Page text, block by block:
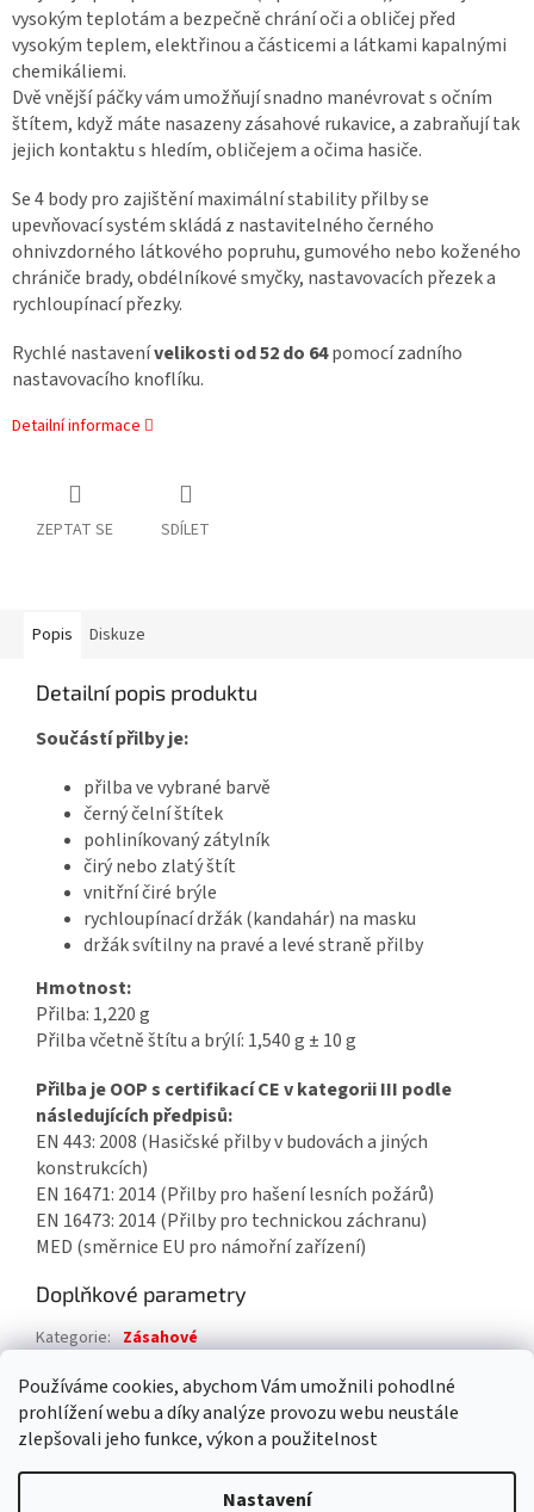
Používáme cookies, abychom Vám umožnili pohodlné
prohlížení webu a díky analýze provozu webu neustále
zlepšovali jeho funkce, výkon a použitelnost
Nastavení
vysokým teplotám a bezpečně chrání oči a obličej před
vysokým teplem, elektřinou a částicemi a látkami kapalnými
chemikáliemi.
Dvě vnější páčky vám umožňují snadno manévrovat s očním
štítem, když máte nasazeny zásahové rukavice, a zabraňují tak
jejich kontaktu s hledím, obličejem a očima hasiče.
Se 4 body pro zajištění maximální stability přilby se
upevňovací systém skládá z nastavitelného černého
ohnivzdorného látkového popruhu, gumového nebo koženého
chrániče brady, obdélníkové smyčky, nastavovacích přezek a
rychloupínací přezky.
Rychlé nastavenívelikosti od 52 do 64pomocí zadního
nastavovacího knoflíku.
Detailní informace
ZEPTAT SE SDÍLET
Popis Diskuze
Detailní popis produktu
Součástí přilby je:
přilba ve vybrané barvě
černý čelní štítek
pohliníkovaný zátylník
čirý nebo zlatý štít
vnitřní čiré brýle
rychloupínací držák (kandahár) na masku
držák svítilny na pravé a levé straně přilby
Hmotnost:
Přilba: 1,220 g
Přilba včetně štítu a brýlí: 1,540 g ± 10 g
Přilba je OOP s certifikací CE v kategorii III podle
následujících předpisů:
EN 443: 2008 (Hasičské přilby v budovách a jiných
konstrukcích)
EN 16471: 2014 (Přilby pro hašení lesních požárů)
EN 16473: 2014 (Přilby pro technickou záchranu)
MED (směrnice EU pro námořní zařízení)
Doplňkové parametry
Kategorie: Zásahové